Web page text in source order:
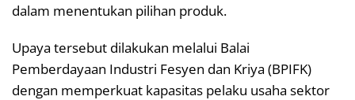
dalam menentukan pilihan produk.
Upaya tersebut dilakukan melalui Balai
Pemberdayaan Industri Fesyen dan Kriya (BPIFK)
dengan memperkuat kapasitas pelaku usaha sektor